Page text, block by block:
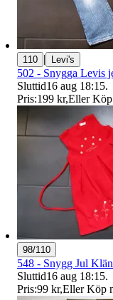
110 | Levi's
502 - Snygga Levis
Sluttid16 aug 18:15.
Pris:199 kr,Eller
98/110
548 - Snygg Jul
Sluttid16 aug 18:15.
Pris:99 kr,Eller Köp